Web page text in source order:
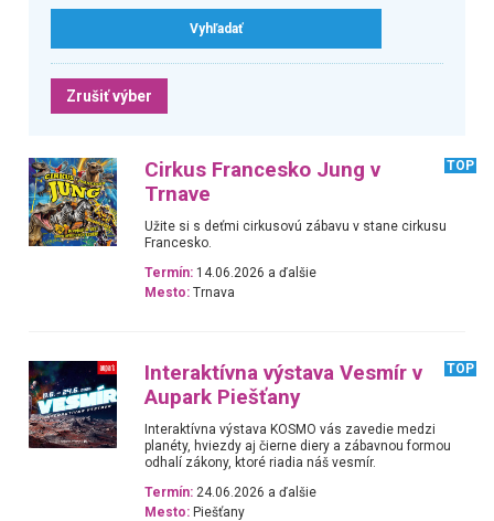
Zrušiť výber
Cirkus Francesko Jung v
Trnave
TOP
Užite si s deťmi cirkusovú zábavu v stane cirkusu
Francesko.
Termín: 14.06.2026 a ďalšie
Mesto: Trnava
Interaktívna výstava Vesmír v
Aupark Piešťany
TOP
Interaktívna výstava KOSMO vás zavedie medzi
planéty, hviezdy aj čierne diery a zábavnou formou
odhalí zákony, ktoré riadia náš vesmír.
Termín: 24.06.2026 a ďalšie
Mesto: Piešťany